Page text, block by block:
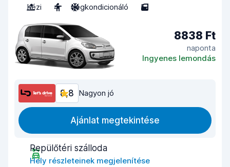
Kézi
4 Légkondicionáló 5
8838 Ft
naponta
Ingyenes lemondás
8,8 Nagyon jó
Ajánlat megtekintése
Repülőtéri szálloda
Hely részleteinek megjelenítése